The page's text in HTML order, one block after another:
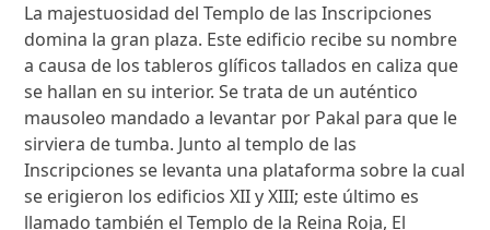
La majestuosidad del Templo de las Inscripciones
domina la gran plaza. Este edificio recibe su nombre
a causa de los tableros glíficos tallados en caliza que
se hallan en su interior. Se trata de un auténtico
mausoleo mandado a levantar por Pakal para que le
sirviera de tumba. Junto al templo de las
Inscripciones se levanta una plataforma sobre la cual
se erigieron los edificios XII y XIII; este último es
llamado también el Templo de la Reina Roja, El